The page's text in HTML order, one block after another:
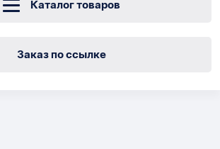
Каталог товаров
Заказ по ссылке